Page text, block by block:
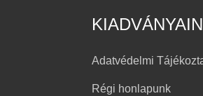
Adatvédelmi
Régi honlapunk